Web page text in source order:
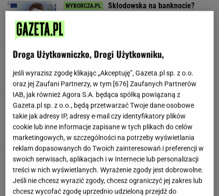
Skłodowska na banknocie?
W USA szykują przepis, który może zmienić
Huczne świętowanie, a potem
perturbacje. Polacy zapamiętają ten wyjazd na
długo
SUBSKRYPCJA
Śmierć Marii Zięby w "Na Wspólnej" to
ponury żart. Scenarzysta popłynął
ZUZANNA KWASEK
Droga Użytkowniczko, Drogi Użytkowniku,
jeśli wyrazisz zgodę klikając „Akceptuję”, Gazeta.pl sp. z o.o.
oraz jej Zaufani Partnerzy, w tym [676] Zaufanych Partnerów
IAB, jak również Agora S.A. będąca spółką powiązaną z
Gazeta.pl sp. z o.o., będą przetwarzać Twoje dane osobowe
takie jak adresy IP, adresy e-mail czy identyfikatory plików
cookie lub inne informacje zapisane w tych plikach do celów
marketingowych, w szczególności na potrzeby wyświetlania
reklam dopasowanych do Twoich zainteresowań i preferencji w
swoich serwisach, aplikacjach i w Internecie lub personalizacji
treści w nich wyświetlanych. Wyrażenie zgody jest dobrowolne.
Jeśli nie chcesz wyrazić zgody, chcesz ograniczyć jej zakres lub
chcesz wycofać zgodę uprzednio udzieloną przejdź do